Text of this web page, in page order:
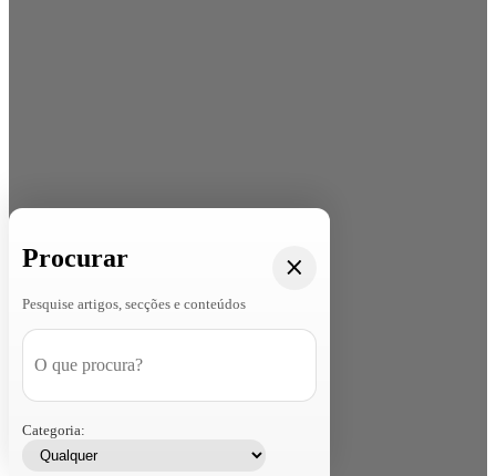
Procurar
Pesquise artigos, secções e conteúdos
Categoria: